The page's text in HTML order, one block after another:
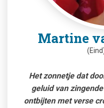
Martine
Het zonnetje dat
geluid van
ontbijten met verse